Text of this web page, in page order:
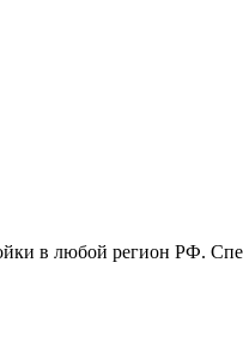
в любой регион РФ.